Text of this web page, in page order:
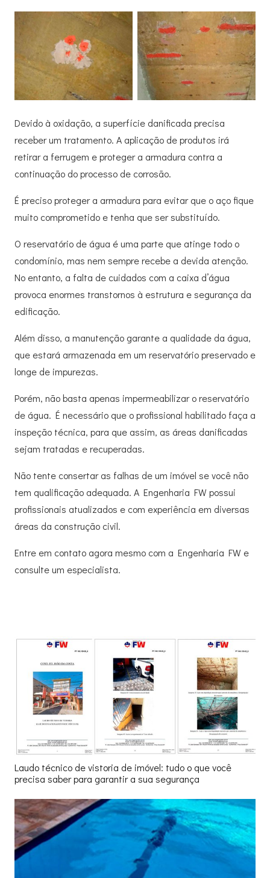
Devido à oxidação, a superfície danificada precisa
receber um tratamento. A aplicação de produtos irá
retirar a ferrugem e proteger a armadura contra a
continuação do processo de corrosão.
É preciso proteger a armadura para evitar que o aço fique
muito comprometido e tenha que ser substituído.
O reservatório de água é uma parte que atinge todo o
condomínio, mas nem sempre recebe a devida atenção.
No entanto, a falta de cuidados com a caixa d’água
provoca enormes transtornos à estrutura e segurança da
edificação.
Além disso, a manutenção garante a qualidade da água,
que estará armazenada em um reservatório preservado e
longe de impurezas.
Porém, não basta apenas impermeabilizar o reservatório
de água. É necessário que o profissional habilitado faça a
inspeção técnica, para que assim, as áreas danificadas
sejam tratadas e recuperadas.
Não tente consertar as falhas de um imóvel se você não
tem qualificação adequada. A Engenharia FW possui
profissionais atualizados e com experiência em diversas
áreas da construção civil.
Entre em contato agora mesmo com a Engenharia FW e
consulte um especialista.
Laudo técnico de vistoria de imóvel: tudo o que você
precisa saber para garantir a sua segurança